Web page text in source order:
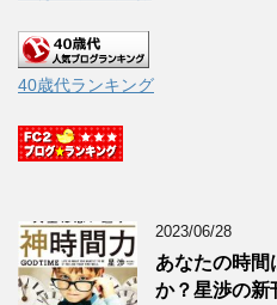
40歳代ランキング
2023/06/28
あなたの時間
か？星渉の新